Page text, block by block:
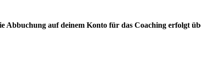
Abbuchung auf deinem Konto für das Coaching erfolgt